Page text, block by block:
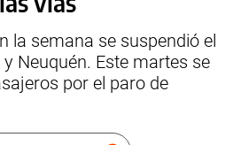
la semana se suspendió el
Neuquén. Este martes se
por el paro de